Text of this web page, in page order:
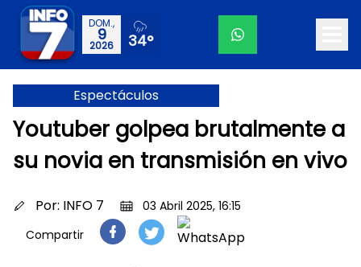
DOM.,
9
2026 34°
Espectáculos
Youtuber golpea brutalmente a
su novia en transmisión en vivo
Por: INFO 7
03 Abril 2025, 16:15
Compartir